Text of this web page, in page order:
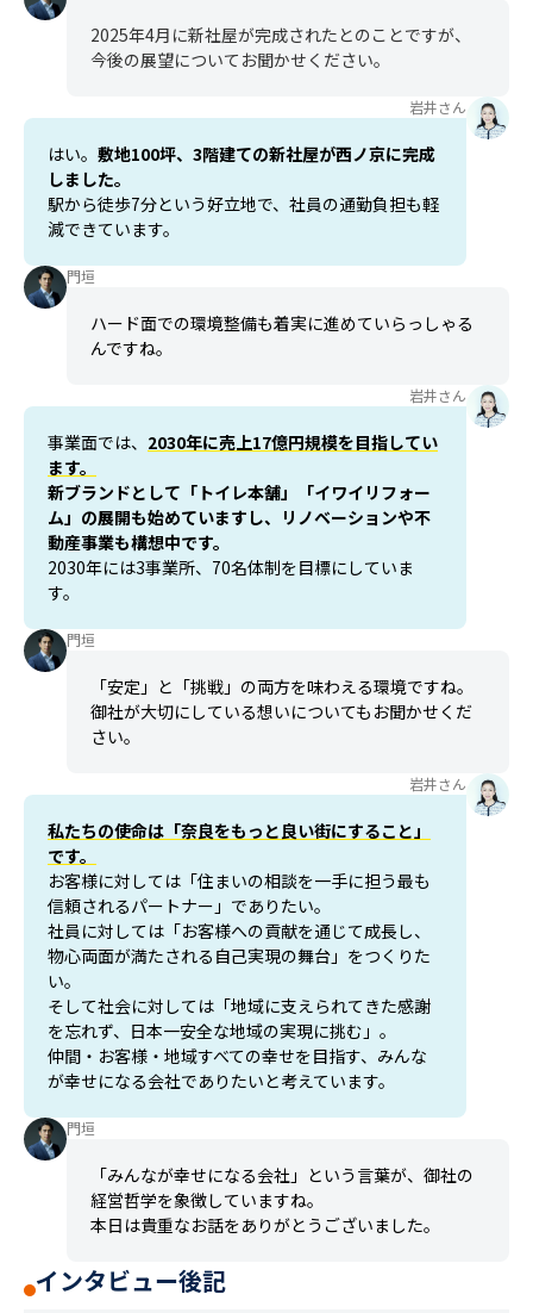
2025年4月に新社屋が完成されたとのことですが、
今後の展望についてお聞かせください。
岩井さん
はい。 敷地100坪、3階建ての新社屋が西ノ京に完成
しました。
駅から徒歩7分という好立地で、社員の通勤負担も軽
減できています。
門垣
ハード面での環境整備も着実に進めていらっしゃる
んですね。
岩井さん
事業面では、 2030年に売上17億円規模を目指してい
ます。
新ブランドとして「トイレ本舗」「イワイリフォー
ム」の展開も始めていますし、リノベーションや不
動産事業も構想中です。
2030年には3事業所、70名体制を目標にしていま
す。
門垣
「安定」と「挑戦」の両方を味わえる環境ですね。
御社が大切にしている想いについてもお聞かせくだ
さい。
岩井さん
私たちの使命は「奈良をもっと良い街にすること」
です。
お客様に対しては「住まいの相談を一手に担う最も
信頼されるパートナー」でありたい。
社員に対しては「お客様への貢献を通じて成長し、
物心両面が満たされる自己実現の舞台」をつくりた
い。
そして社会に対しては「地域に支えられてきた感謝
を忘れず、日本一安全な地域の実現に挑む」。
仲間・お客様・地域すべての幸せを目指す、みんな
が幸せになる会社でありたいと考えています。
門垣
「みんなが幸せになる会社」という言葉が、御社の
経営哲学を象徴していますね。
本日は貴重なお話をありがとうございました。
インタビュー後記